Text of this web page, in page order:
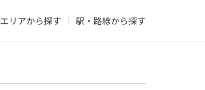
エリアから探す 駅・路線から探す